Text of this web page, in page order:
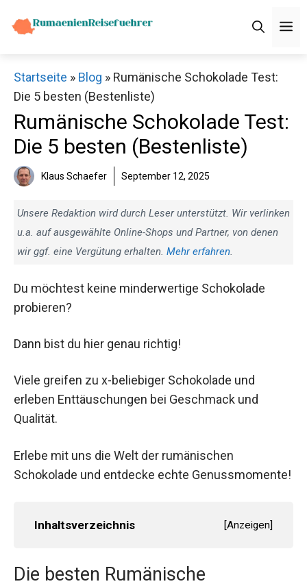
Inhalt
Startseite » Blog » Rumänische Schokolade Test:
Die 5 besten (Bestenliste)
Rumänische Schokolade Test:
Die 5 besten (Bestenliste)
Klaus Schaefer September 12, 2025
Unsere Redaktion wird durch Leser unterstützt. Wir verlinken
u.a. auf ausgewählte Online-Shops und Partner, von denen
wir ggf. eine Vergütung erhalten. Mehr erfahren.
Du möchtest keine minderwertige Schokolade
probieren?
Dann bist du hier genau richtig!
Viele greifen zu x-beliebiger Schokolade und
erleben Enttäuschungen bei Geschmack und
Qualität.
Erlebe mit uns die Welt der rumänischen
Schokolade und entdecke echte Genussmomente!
Inhaltsverzeichnis [Anzeigen]
Die besten Rumänische